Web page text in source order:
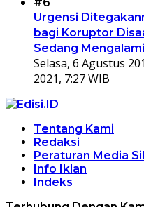
Urgensi
bagi Koruptor
Sedang
Selasa, 6 Agustus
2021, 7:27 WIB
Tentang Kami
Redaksi
Peraturan Media
Info Iklan
Indeks